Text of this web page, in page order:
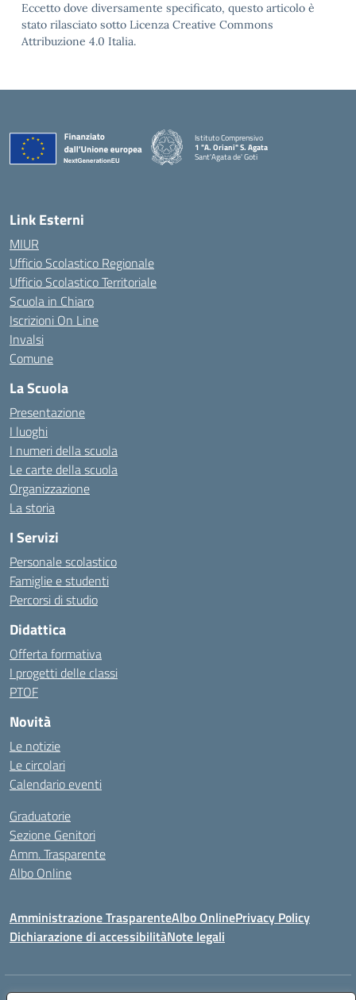
Eccetto dove diversamente specificato, questo articolo è
stato rilasciato sotto Licenza Creative Commons
Attribuzione 4.0 Italia.
Istituto Comprensivo
1 "A. Oriani" S. Agata
Sant'Agata de' Goti
— Visita la pagina iniziale della scuola
Link Esterni
MIUR
Ufficio Scolastico Regionale
Ufficio Scolastico Territoriale
Scuola in Chiaro
Iscrizioni On Line
Invalsi
Comune
La Scuola
Presentazione
I luoghi
I numeri della scuola
Le carte della scuola
Organizzazione
La storia
I Servizi
Personale scolastico
Famiglie e studenti
Percorsi di studio
Didattica
Offerta formativa
I progetti delle classi
PTOF
Novità
Le notizie
Le circolari
Calendario eventi
Graduatorie
Sezione Genitori
Amm. Trasparente
Albo Online
Amministrazione TrasparenteAlbo OnlinePrivacy Policy
Dichiarazione di accessibilitàNote legali